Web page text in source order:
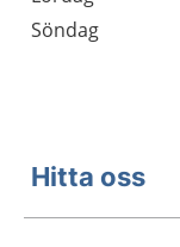
Söndag
Hitta oss